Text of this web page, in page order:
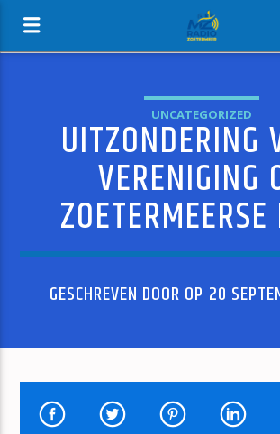
MZ-RADIO
HUIDIG NUMMER
ADIO ADIO ADIO
UNCATEGORIZED
UITZONDERING
VERENIGING
GESCHREVEN DOOR OP 20